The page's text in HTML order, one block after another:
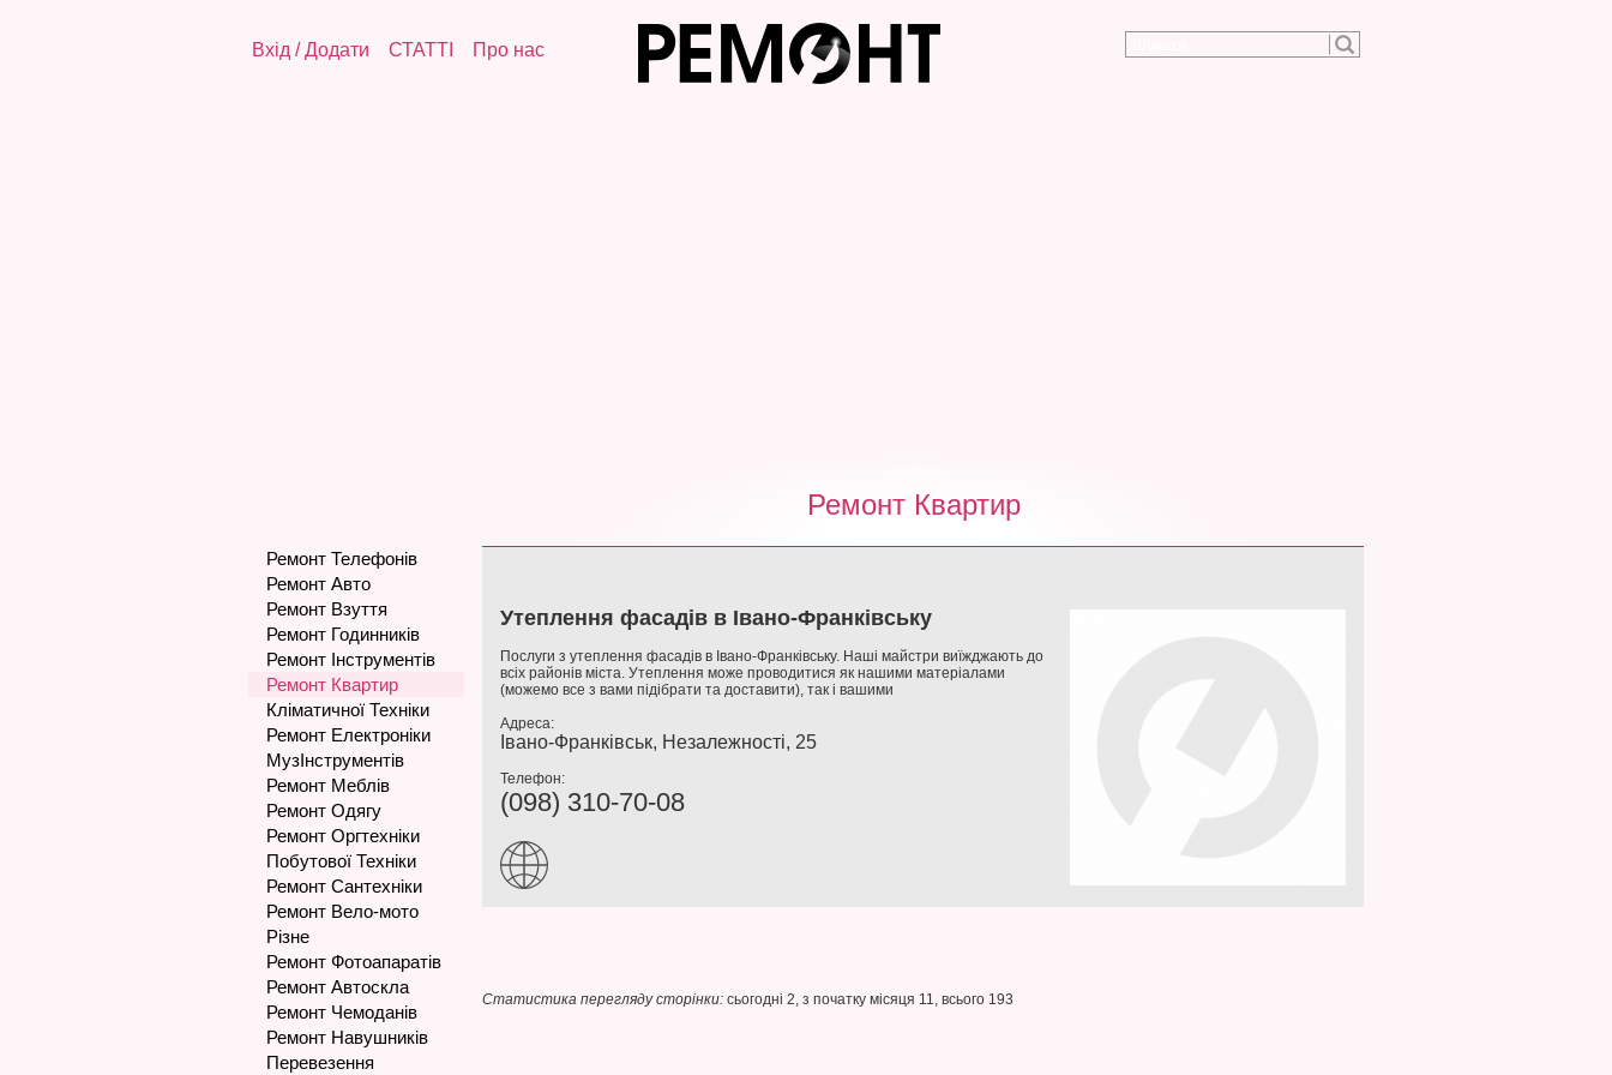
Вхід /Додати СТАТТІ Про нас
Ремонт Квартир
Ремонт Телефонів
Ремонт Авто
Ремонт Взуття
Ремонт Годинників
Ремонт Інструментів
Ремонт Квартир
Кліматичної Техніки
Ремонт Електроніки
МузІнструментів
Ремонт Меблів
Ремонт Одягу
Ремонт Оргтехніки
Побутової Техніки
Ремонт Сантехніки
Ремонт Вело-мото
Різне
Ремонт Фотоапаратів
Ремонт Автоскла
Ремонт Чемоданів
Ремонт Навушників
Перевезення
Утеплення фасадів в Івано-Франківську
Послуги з утеплення фасадів в Івано-Франківську. Наші майстри виїжджають до
всіх районів міста. Утеплення може проводитися як нашими матеріалами
(можемо все з вами підібрати та доставити), так і вашими
Адреса:
Івано-Франківськ, Незалежності, 25
Телефон:
(098) 310-70-08
Статистика перегляду сторінки: сьогодні 2, з початку місяця 11, всього 193